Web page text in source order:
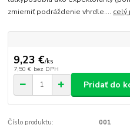
zmierniť podráždenie vhrdle.... celý
9,23 €/ks
7,50 € bez DPH
Pridať do
Číslo produktu: 001